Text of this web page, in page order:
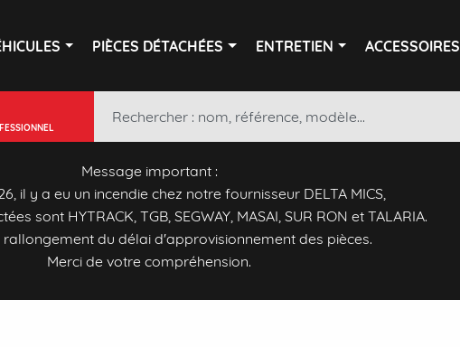
PIÈCES DÉTACHÉES ENTRETIEN ACCESSOIRES
Message important :
il y a eu un incendie chez notre fournisseur DELTA MICS,
sont HYTRACK, TGB, SEGWAY, MASAI, SUR RON et TALARIA.
rallongement du délai d'approvisionnement des pièces.
Merci de votre compréhension.